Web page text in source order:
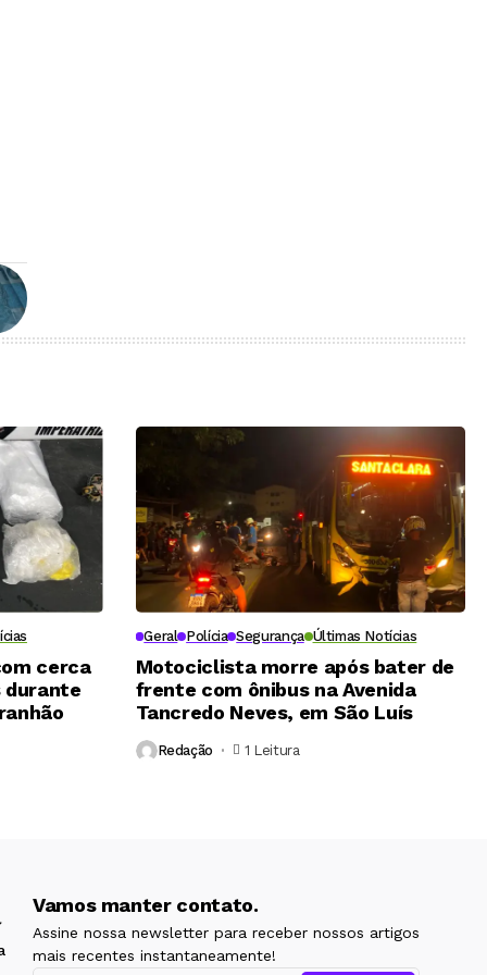
cerca
durante
Geral Polícia Segurança Últimas Notícias
Motociclista morre após bater de
frente com ônibus na Avenida
Tancredo Neves, em São Luís
Redação 1 Leitura
Vamos manter contato.
Assine nossa newsletter para receber nossos artigos
mais recentes instantaneamente!